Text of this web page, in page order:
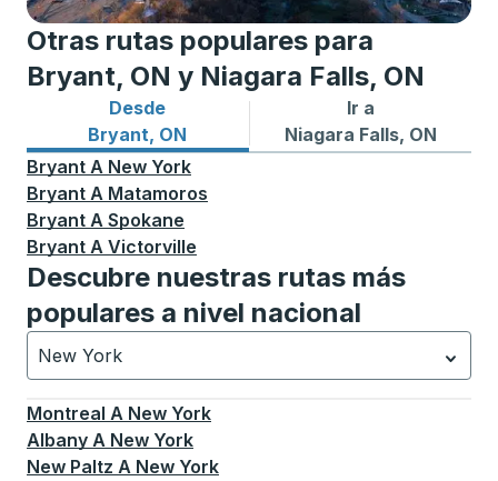
Otras rutas populares para
Bryant, ON y Niagara Falls, ON
Desde
Bryant, ON
Rutas de autobuses desde Bryant, ON
Ir a
Niagara Falls, ON
Rutas de autobuses a
Bryant A New York
Bryant A Matamoros
Bryant A Spokane
Bryant A Victorville
Descubre nuestras rutas más
populares a nivel nacional
New York
Currently selected: New York.La selección está
Montreal A New York
Albany A New York
New Paltz A New York